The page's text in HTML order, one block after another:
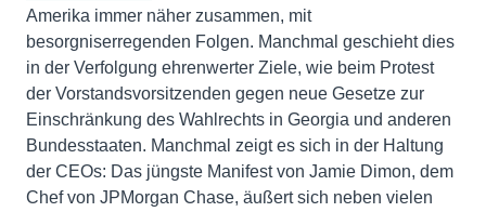
Amerika immer näher zusammen, mit
besorgniserregenden Folgen. Manchmal geschieht dies
in der Verfolgung ehrenwerter Ziele, wie beim Protest
der Vorstandsvorsitzenden gegen neue Gesetze zur
Einschränkung des Wahlrechts in Georgia und anderen
Bundesstaaten. Manchmal zeigt es sich in der Haltung
der CEOs: Das jüngste Manifest von Jamie Dimon, dem
Chef von JPMorgan Chase, äußert sich neben vielen